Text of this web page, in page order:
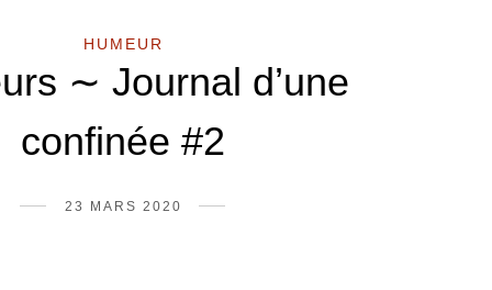
HUMEUR
∼ Journal d’une
confinée #2
23 MARS 2020